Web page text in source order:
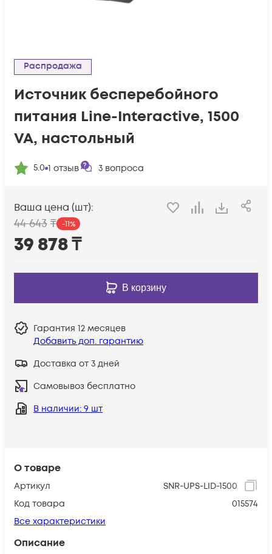
О товаре
Артикул
SNR-UPS-LID-1500
Код товара
015574
Все характеристики
Описание
Распродажа
Источник бесперебойного
питания Line-Interactive, 1500
VA, настольный
5.0 1 отзыв 3 вопроса
Ваша цена (шт):
44 643 ₸ -11%
39 878₸
В корзину
Гарантия 12 месяцев
Добавить доп. гарантию
Доставка от 3 дней
Самовывоз бесплатно
В наличии: 9 шт